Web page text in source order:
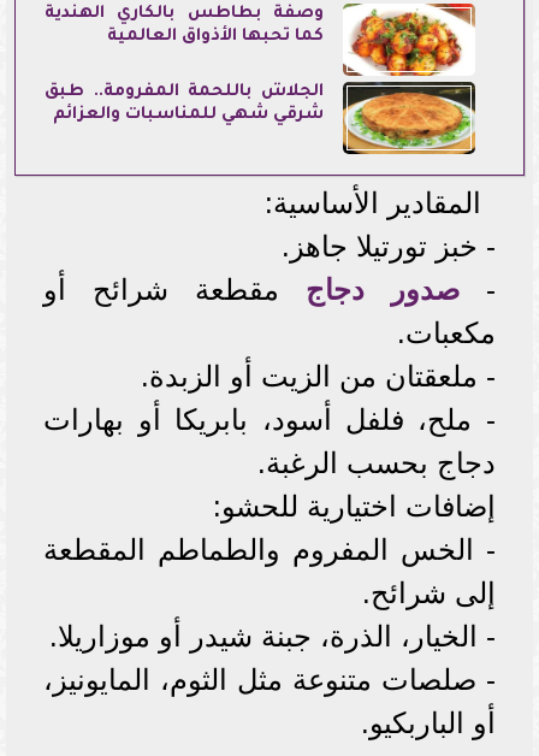
وصفة بطاطس بالكاري الهندية
كما تحبها الأذواق العالمية
الجلاش باللحمة المفرومة.. طبق
شرقي شهي للمناسبات والعزائم
المقادير الأساسية:
- خبز تورتيلا جاهز.
-صدور دجاج مقطعة شرائح أو
مكعبات.
- ملعقتان من الزيت أو الزبدة.
- ملح، فلفل أسود، بابريكا أو بهارات
دجاج بحسب الرغبة.
إضافات اختيارية للحشو:
- الخس المفروم والطماطم المقطعة
إلى شرائح.
- الخيار، الذرة، جبنة شيدر أو موزاريلا.
- صلصات متنوعة مثل الثوم، المايونيز،
أو الباربكيو.